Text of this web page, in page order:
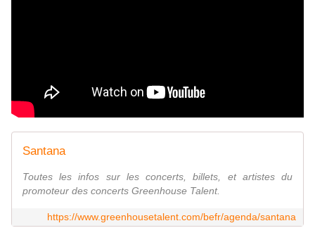
Santana
Toutes les infos sur les concerts, billets, et artistes du
promoteur des concerts Greenhouse Talent.
https://www.greenhousetalent.com/befr/agenda/santana